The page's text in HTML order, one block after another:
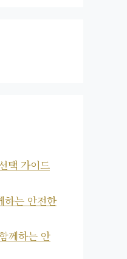
택 가이드
하는 안전한
께하는 안